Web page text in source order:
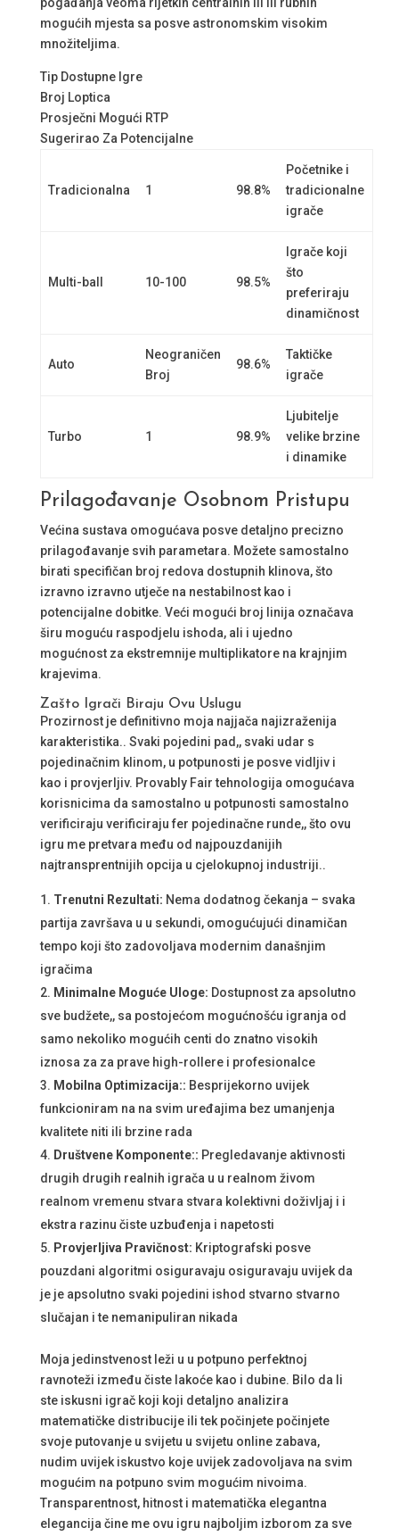
mogućih mjesta sa posve astronomskim visokim
množiteljima.
Tip Dostupne Igre
Broj Loptica
Prosječni Mogući RTP
Sugerirao Za Potencijalne
Tradicionalna 1 98.8%
Početnike i
tradicionalne
igrače
Multi-ball 10-100 98.5%
Igrače koji
što
preferiraju
dinamičnost
Auto
Neograničen
Broj
98.6%
Taktičke
igrače
Turbo 1 98.9%
Ljubitelje
velike brzine
i dinamike
Prilagođavanje Osobnom Pristupu
Većina sustava omogućava posve detaljno precizno
prilagođavanje svih parametara. Možete samostalno
birati specifičan broj redova dostupnih klinova, što
izravno izravno utječe na nestabilnost kao i
potencijalne dobitke. Veći mogući broj linija označava
širu moguću raspodjelu ishoda, ali i ujedno
mogućnost za ekstremnije multiplikatore na krajnjim
krajevima.
Zašto Igrači Biraju Ovu Uslugu
Prozirnost je definitivno moja najjača najizraženija
karakteristika.. Svaki pojedini pad,, svaki udar s
pojedinačnim klinom, u potpunosti je posve vidljiv i
kao i provjerljiv. Provably Fair tehnologija omogućava
korisnicima da samostalno u potpunosti samostalno
verificiraju verificiraju fer pojedinačne runde,, što ovu
igru me pretvara među od najpouzdanijih
najtransprentnijih opcija u cjelokupnoj industriji..
Trenutni Rezultati: Nema dodatnog čekanja – svaka
partija završava u u sekundi, omogućujući dinamičan
tempo koji što zadovoljava modernim današnjim
igračima
Minimalne Moguće Uloge: Dostupnost za apsolutno
sve budžete,, sa postojećom mogućnošću igranja od
samo nekoliko mogućih centi do znatno visokih
iznosa za za prave high-rollere i profesionalce
Mobilna Optimizacija:: Besprijekorno uvijek
funkcioniram na na svim uređajima bez umanjenja
kvalitete niti ili brzine rada
Društvene Komponente:: Pregledavanje aktivnosti
drugih drugih realnih igrača u u realnom živom
realnom vremenu stvara stvara kolektivni doživljaj i i
ekstra razinu čiste uzbuđenja i napetosti
Provjerljiva Pravičnost: Kriptografski posve
pouzdani algoritmi osiguravaju osiguravaju uvijek da
je je apsolutno svaki pojedini ishod stvarno stvarno
slučajan i te nemanipuliran nikada
Moja jedinstvenost leži u u potpuno perfektnoj
ravnoteži između čiste lakoće kao i dubine. Bilo da li
ste iskusni igrač koji koji detaljno analizira
matematičke distribucije ili tek počinjete počinjete
svoje putovanje u svijetu u svijetu online zabava,
nudim uvijek iskustvo koje uvijek zadovoljava na svim
mogućim na potpuno svim mogućim nivoima.
Transparentnost, hitnost i matematička elegantna
elegancija čine me ovu igru najboljim izborom za sve